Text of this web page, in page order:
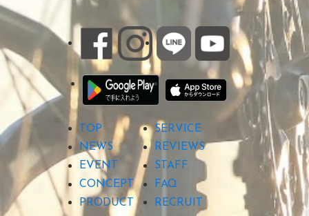
TOP
SERVICE
NEWS
REVIEWS
EVENT
STAFF
CONCEPT
FAQ
PRODUCT
RECRUIT